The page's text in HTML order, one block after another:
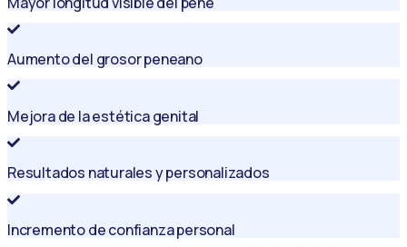
Aumento del grosor peneano
Mejora de la estética genital
Resultados naturales y personalizados
Incremento de confianza personal